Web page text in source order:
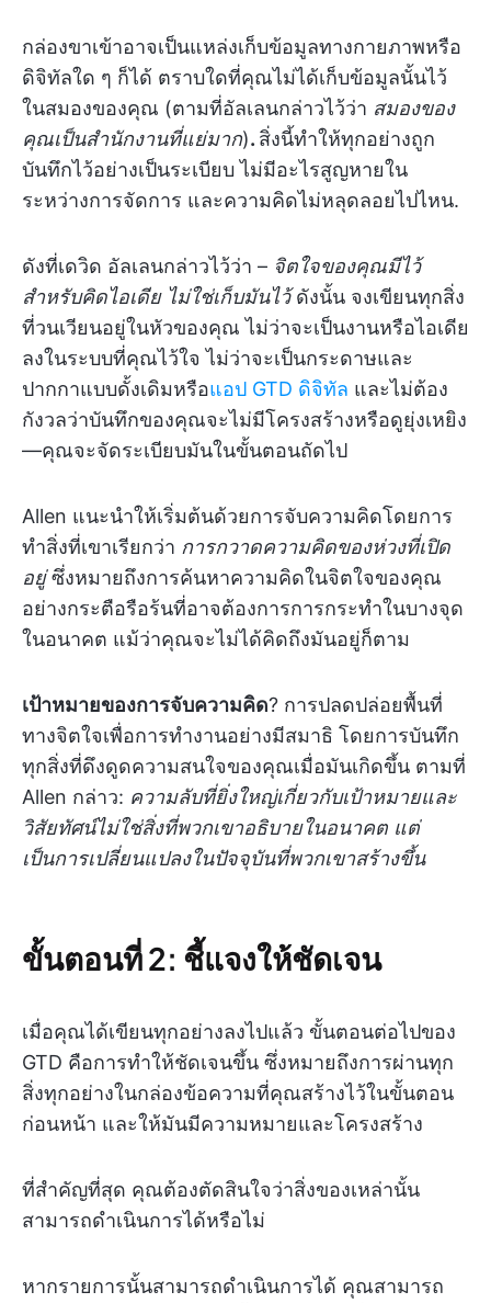
กล่องขาเข้าอาจเป็นแหล่งเก็บข้อมูลทางกายภาพหรือ
ดิจิทัลใด ๆ ก็ได้ ตราบใดที่คุณไม่ได้เก็บข้อมูลนั้นไว้
ในสมองของคุณ (ตามที่อัลเลนกล่าวไว้ว่า สมองของ
คุณเป็นสำนักงานที่แย่มาก). สิ่งนี้ทำให้ทุกอย่างถูก
บันทึกไว้อย่างเป็นระเบียบ ไม่มีอะไรสูญหายใน
ระหว่างการจัดการ และความคิดไม่หลุดลอยไปไหน.
ดังที่เดวิด อัลเลนกล่าวไว้ว่า – จิตใจของคุณมีไว้
สำหรับคิดไอเดีย ไม่ใช่เก็บมันไว้ดังนั้น จงเขียนทุกสิ่ง
ที่วนเวียนอยู่ในหัวของคุณ ไม่ว่าจะเป็นงานหรือไอเดีย
ลงในระบบที่คุณไว้ใจ ไม่ว่าจะเป็นกระดาษและ
ปากกาแบบดั้งเดิมหรือแอป GTD ดิจิทัล และไม่ต้อง
กังวลว่าบันทึกของคุณจะไม่มีโครงสร้างหรือดูยุ่งเหยิง
—คุณจะจัดระเบียบมันในขั้นตอนถัดไป
Allen แนะนำให้เริ่มต้นด้วยการจับความคิดโดยการ
ทำสิ่งที่เขาเรียกว่า การกวาดความคิดของห่วงที่เปิด
อยู่ซึ่งหมายถึงการค้นหาความคิดในจิตใจของคุณ
อย่างกระตือรือร้นที่อาจต้องการการกระทำในบางจุด
ในอนาคต แม้ว่าคุณจะไม่ได้คิดถึงมันอยู่ก็ตาม
เป้าหมายของการจับความคิด? การปลดปล่อยพื้นที่
ทางจิตใจเพื่อการทำงานอย่างมีสมาธิ โดยการบันทึก
ทุกสิ่งที่ดึงดูดความสนใจของคุณเมื่อมันเกิดขึ้น ตามที่
Allen กล่าว: ความลับที่ยิ่งใหญ่เกี่ยวกับเป้าหมายและ
วิสัยทัศน์ไม่ใช่สิ่งที่พวกเขาอธิบายในอนาคต แต่
เป็นการเปลี่ยนแปลงในปัจจุบันที่พวกเขาสร้างขึ้น
ขั้นตอนที่ 2: ชี้แจงให้ชัดเจน
เมื่อคุณได้เขียนทุกอย่างลงไปแล้ว ขั้นตอนต่อไปของ
GTD คือการทำให้ชัดเจนขึ้น ซึ่งหมายถึงการผ่านทุก
สิ่งทุกอย่างในกล่องข้อความที่คุณสร้างไว้ในขั้นตอน
ก่อนหน้า และให้มันมีความหมายและโครงสร้าง
ที่สำคัญที่สุด คุณต้องตัดสินใจว่าสิ่งของเหล่านั้น
สามารถดำเนินการได้หรือไม่
หากรายการนั้นสามารถดำเนินการได้ คุณสามารถ